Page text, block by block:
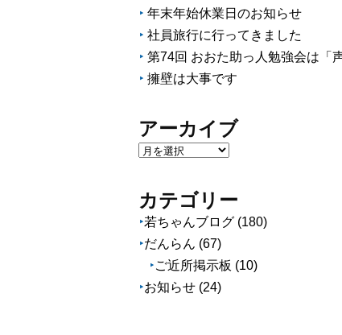
年末年始休業日のお知らせ
社員旅行に行ってきました
第74回 おおた助っ人勉強会は「
擁壁は大事です
アーカイブ
ア
カ
イ
ブ
カテゴリー
若ちゃんブログ (180)
だんらん (67)
ご近所掲示板 (10)
お知らせ (24)